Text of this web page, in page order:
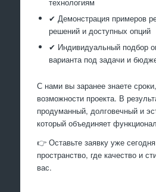
✔ Демонстрация примеров
решений и доступных опций
✔ Индивидуальный подбор
варианта под задачи и
С нами вы заранее знаете
возможности проекта. В
продуманный, долговечный и
который объединяет
👉 Оставьте заявку уже
пространство, где качество и
вас.